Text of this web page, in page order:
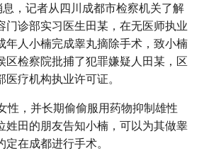
，记者从四川成都市检察机关了解
门诊部实习医生田某，在无医师执业
年人小楠完成睾丸摘除手术，致小楠
区检察院批捕了犯罪嫌疑人田某，区
疗机构执业许可证。
性，并长期偷偷服用药物抑制雄性
姓田的朋友告知小楠，可以为其做睾
在成都进行手术。